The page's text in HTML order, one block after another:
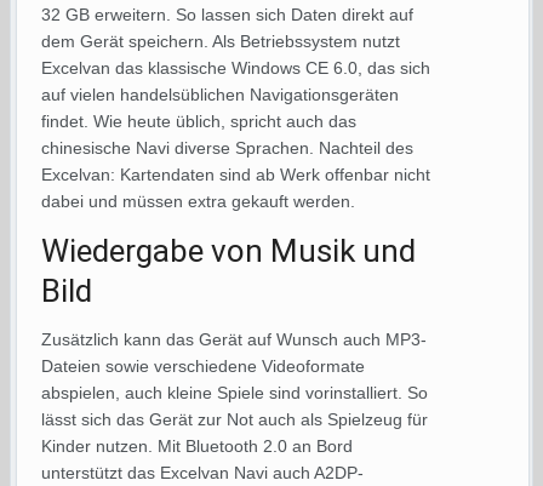
32 GB erweitern. So lassen sich Daten direkt auf
dem Gerät speichern. Als Betriebssystem nutzt
Excelvan das klassische Windows CE 6.0, das sich
auf vielen handelsüblichen Navigationsgeräten
findet. Wie heute üblich, spricht auch das
chinesische Navi diverse Sprachen. Nachteil des
Excelvan: Kartendaten sind ab Werk offenbar nicht
dabei und müssen extra gekauft werden.
Wiedergabe von Musik und
Bild
Zusätzlich kann das Gerät auf Wunsch auch MP3-
Dateien sowie verschiedene Videoformate
abspielen, auch kleine Spiele sind vorinstalliert. So
lässt sich das Gerät zur Not auch als Spielzeug für
Kinder nutzen. Mit Bluetooth 2.0 an Bord
unterstützt das Excelvan Navi auch A2DP-